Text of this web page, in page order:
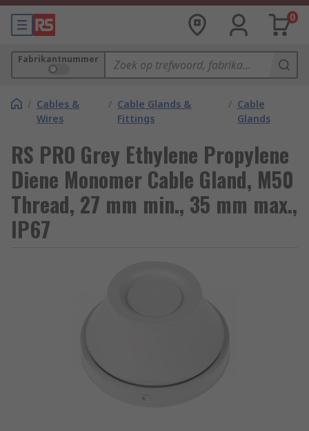
0
Fabrikantnummer
/ Cables &
Wires
/ Cable Glands &
Fittings
/ Cable
Glands
RS PRO Grey Ethylene Propylene
Diene Monomer Cable Gland, M50
Thread, 27 mm min., 35 mm max.,
IP67